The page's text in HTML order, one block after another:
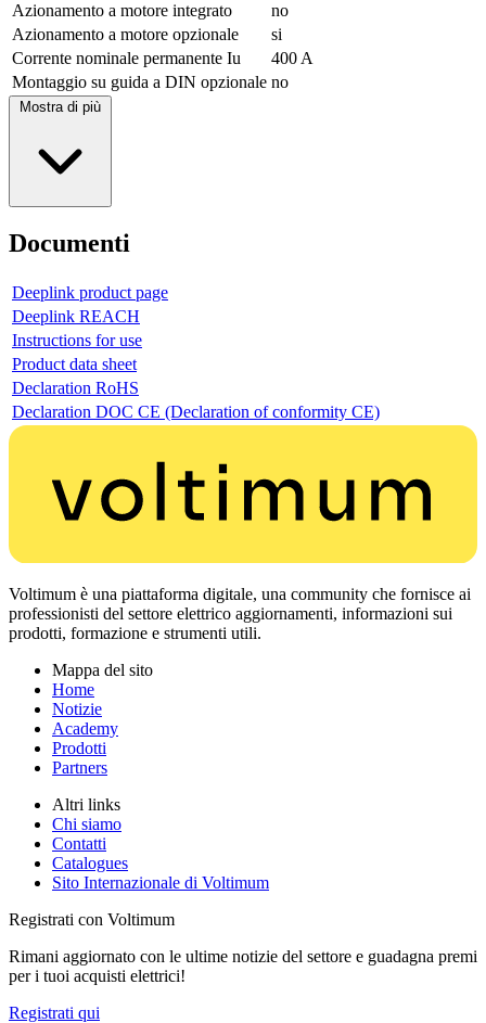
Azionamento a motore integrato
no
Azionamento a motore opzionale
si
Corrente nominale permanente Iu
400 A
Montaggio su guida a DIN opzionale no
Mostra di più
Documenti
Deeplink product page
Deeplink REACH
Instructions for use
Product data sheet
Declaration RoHS
Declaration DOC CE (Declaration of conformity CE)
Voltimum è una piattaforma digitale, una community che fornisce ai
professionisti del settore elettrico aggiornamenti, informazioni sui
prodotti, formazione e strumenti utili.
Mappa del sito
Home
Notizie
Academy
Prodotti
Partners
Altri links
Chi siamo
Contatti
Catalogues
Sito Internazionale di Voltimum
Registrati con Voltimum
Rimani aggiornato con le ultime notizie del settore e guadagna premi
per i tuoi acquisti elettrici!
Registrati qui